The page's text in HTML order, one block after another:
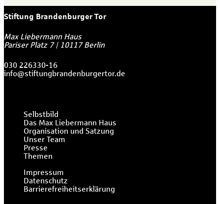
Stiftung Brandenburger Tor
Max Liebermann Haus
Pariser Platz 7| 10117 Berlin
030 226330-16
info@stiftungbrandenburgertor.de
Selbstbild
Das Max Liebermann Haus
Organisation und Satzung
Unser Team
Presse
Themen
Impressum
Datenschutz
Barrierefreiheitserklärung